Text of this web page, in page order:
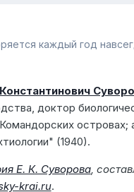
каждый год
доктор
(1940).
Е. К. Суворова,
krai.ru.